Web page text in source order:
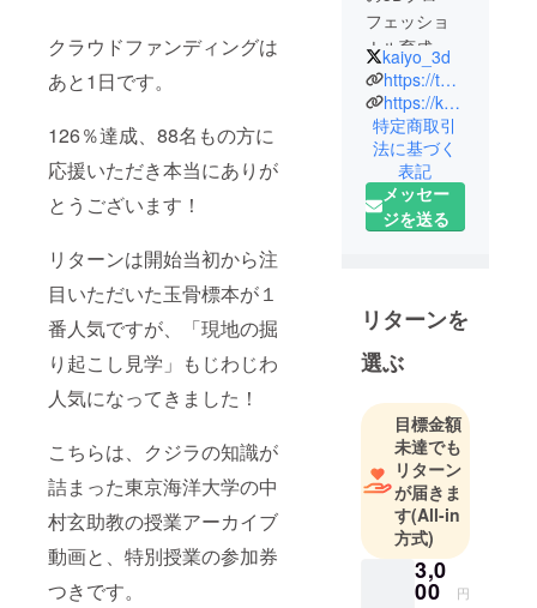
クラウドファンディングは
あと1日です。
126％達成、88名もの方に
応援いただき本当にありが
とうございます！
リターンは開始当初から注
目いただいた玉骨標本が１
番人気ですが、「現地の掘
り起こし見学」もじわじわ
人気になってきました！
こちらは、クジラの知識が
詰まった東京海洋大学の中
村玄助教の授業アーカイブ
動画と、特別授業の参加券
つきです。
フェッショ
ナル育成プ
ロジェクト
最新の3D技
術を活用し
た海洋生物
の研究を通
じて、将
来、様々な
を輩出する
ことを目指
し、物事を
きる人材を
育成する日
本初の
STEAM教育
プロジェク
トです。
kaiyo_3d
https://twitter.com/kaiyo_3d/
https://kaiyo-3d.y-artfactory.jp/
特定商取引
法に基づく
表記
メッセー
ジを送る
リターンを
選ぶ
目標金額
未達でも
リターン
が届きま
す(All-in
方式)
3,0
00 円